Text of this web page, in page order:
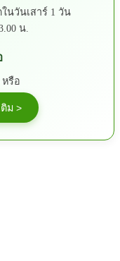
นวันเสาร์ 1 วัน
น.
หรือ
ม >